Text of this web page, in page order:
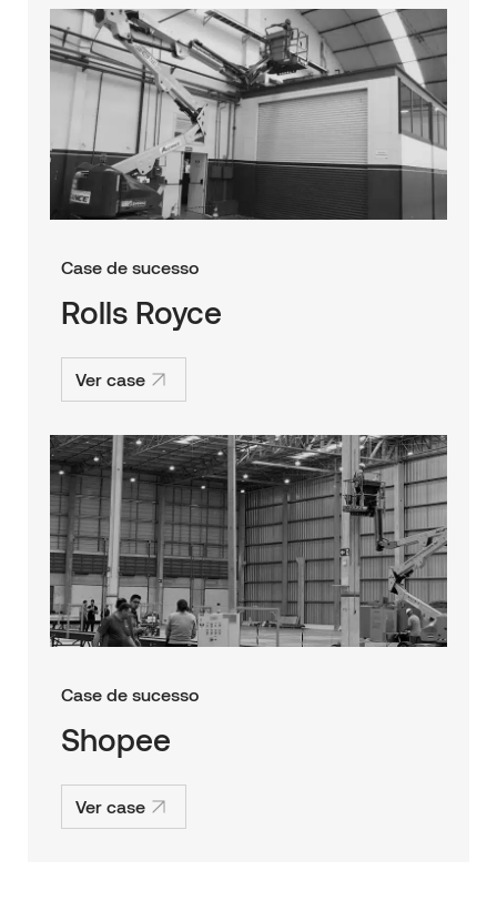
Case de sucesso
Rolls Royce
Ver case
Case de sucesso
Shopee
Ver case